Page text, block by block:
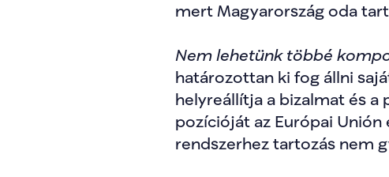
mert Magyarország oda
Nem lehetünk többé
határozottan ki fog állni
helyreállítja a bizalmat és
pozícióját az Európai Unión
rendszerhez tartozás nem